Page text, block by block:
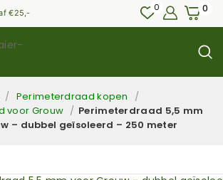
€25,- 0 0
/ Perimeterdraad kopen
/
voor Grouw / Perimeterdraad 5,5 mm
– dubbel geïsoleerd – 250 meter